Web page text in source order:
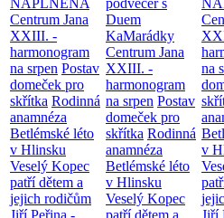
Centrum Jana
XXIII. -
harmonogram
na srpen Postav
domeček pro
skřítka Rodinná
anamnéza
Betlémské léto
v Hlinsku
Veselý Kopec
patří dětem a
jejich rodičům
Jiří Peřina -
Duem
KaMarádky
Centrum Jana
XXIII. -
harmonogram
na srpen Postav
domeček pro
skřítka Rodinná
anamnéza
Betlémské léto
v Hlinsku
Veselý Kopec
patří dětem a
na
v
Jiří